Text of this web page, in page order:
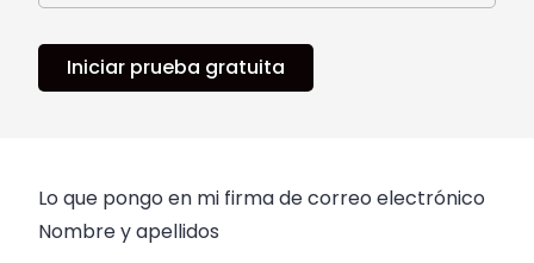
Iniciar prueba gratuita
Lo que pongo en mi firma de correo electrónico
Nombre y apellidos